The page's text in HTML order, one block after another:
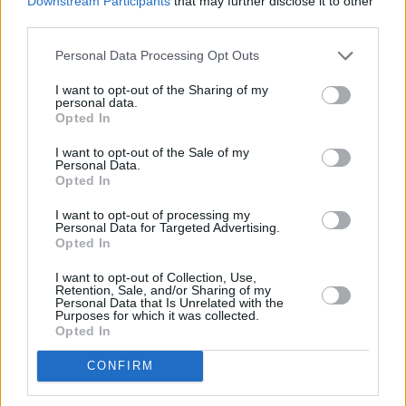
Personal Data Processing Opt Outs
I want to opt-out of the Sharing of my
personal data.
Opted In
I want to opt-out of the Sale of my
Personal Data.
Opted In
I want to opt-out of processing my
Personal Data for Targeted Advertising.
Opted In
I want to opt-out of Collection, Use,
Retention, Sale, and/or Sharing of my
Personal Data that Is Unrelated with the
Purposes for which it was collected.
Opted In
CONFIRM
de ellos y ahí es donde se igualó el partido. Luego
nosotros un poco mejor en el uno contra uno. No
hicieron muy bien. Si nosotros entrenáramos
siempre y estuviéramos todos, a pesar de que hoy
ha habido ausencias de nuevo, no estaba Josafat, ni
Amaury ni Alfonso, faltaba gente y, aún así, hemos
metemos en media tabla y más cerca del objetivo
de salvar la categoría que creo que lo tenemos
cada vez más cerca, pero la situación ahora nos
permite mirar hacia arriba y decir, oye, pues si
vamos a Maspalomas y ganamos pues
podemos meter entre los cuatro primerosy estar
empatados con los cuatro primeros y pasar a la